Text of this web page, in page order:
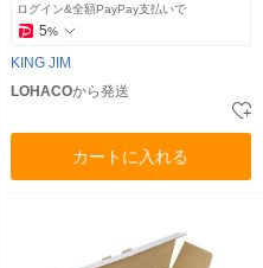
ログイン&全額PayPay支払いで
5%
KING JIM
LOHACOから発送
カートに入れる